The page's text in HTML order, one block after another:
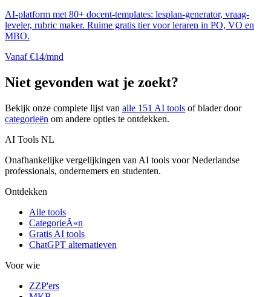
AI-platform met 80+ docent-templates: lesplan-generator, vraag-
leveler, rubric maker. Ruime gratis tier voor leraren in PO, VO en
MBO.
Vanaf €14/mnd
Niet gevonden wat je zoekt?
Bekijk onze complete lijst van alle 151 AI tools of blader door
categorieën om andere opties te ontdekken.
AI Tools NL
Onafhankelijke vergelijkingen van AI tools voor Nederlandse
professionals, ondernemers en studenten.
Ontdekken
Alle tools
CategorieÃ«n
Gratis AI tools
ChatGPT alternatieven
Voor wie
ZZP'ers